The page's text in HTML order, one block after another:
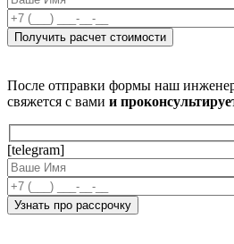
После отправки формы наш
свяжется с вами и
[telegram]